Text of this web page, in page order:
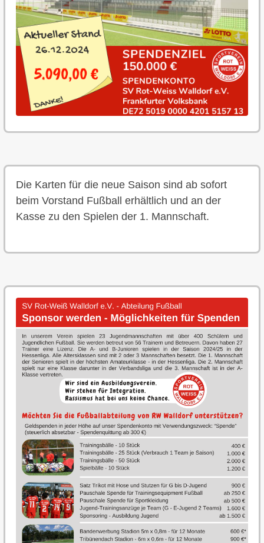
Die Karten für die neue Saison sind ab sofort
beim Vorstand Fußball erhältlich und an der
Kasse zu den Spielen der 1. Mannschaft.